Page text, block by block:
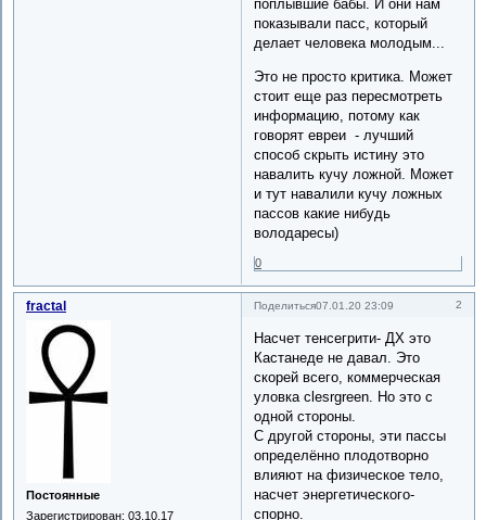
поплывшие бабы. И они нам
показывали пасс, который
делает человека молодым...
Это не просто критика. Может
стоит еще раз пересмотреть
информацию, потому как
говорят евреи - лучший
способ скрыть истину это
навалить кучу ложной. Может
и тут навалили кучу ложных
пассов какие нибудь
володаресы)
0
Поделиться 2
07.01.20 23:09
fractal
Постоянные
Зарегистрирован: 03.10.17
Насчет тенсегрити- ДХ это
Кастанеде не давал. Это
скорей всего, коммерческая
уловка clesrgreen. Но это с
одной стороны.
С другой стороны, эти пассы
определённо плодотворно
влияют на физическое тело,
насчет энергетического-
спорно.